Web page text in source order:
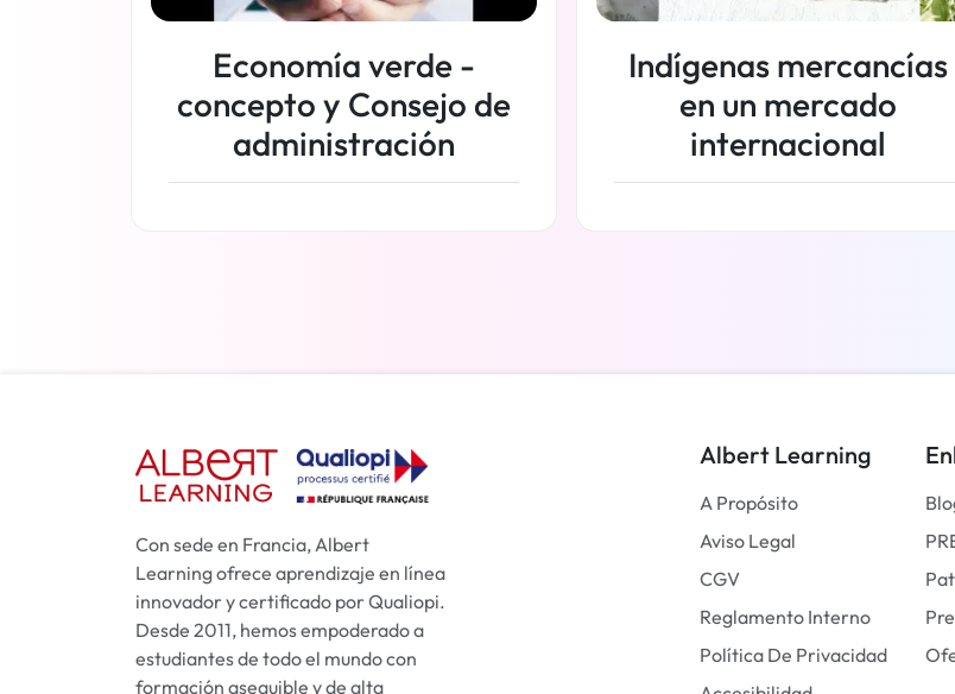
Economía verde -
concepto y Consejo de
administración
Indígenas mercancías
en un mercado
internacional
Con sede en Francia, Albert
Learning ofrece aprendizaje en línea
innovador y certificado por Qualiopi.
Desde 2011, hemos empoderado a
estudiantes de todo el mundo con
formación asequible y de alta
Albert Learning
A Propósito
Aviso Legal
CGV
Reglamento Interno
Política De Privacidad